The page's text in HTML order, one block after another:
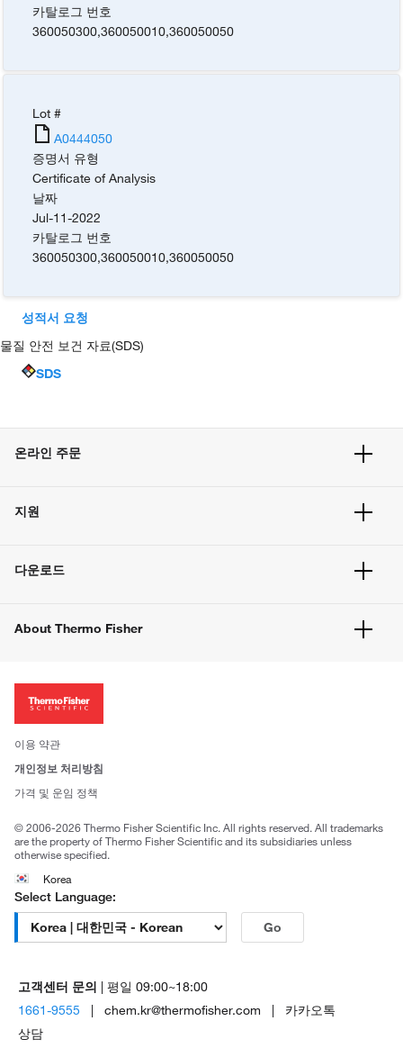
카탈로그 번호
360050300,360050010,360050050
Lot #
A0444050
증명서 유형
Certificate of Analysis
날짜
Jul-11-2022
카탈로그 번호
360050300,360050010,360050050
성적서 요청
물질 안전 보건 자료(SDS)
SDS
온라인 주문
주문 방법
벌크 주문
지원
고객 센터
웹사이트 개선사항
다운로드
About Thermo Fisher
투자자
사회적 책임
브랜드
이용 약관
개인정보 처리방침
가격 및 운임 정책
© 2006-2026 Thermo Fisher Scientific Inc. All rights reserved. All trademarks
are the property of Thermo Fisher Scientific and its subsidiaries unless
otherwise specified.
Korea
Select Language:
Go
고객센터 문의
| 평일 09:00~18:00
1661-9555 | chem.kr@thermofisher.com | 카카오톡
상담